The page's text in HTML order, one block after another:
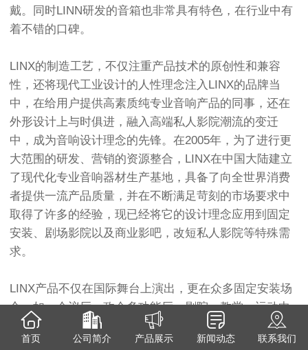
戴。同时LINN研发的音箱也非常具有特色，在行业中有
着不错的口碑。
LINX的制造工艺，不仅注重产品技术的原创性和兼容
性，还将现代工业设计的人性理念注入LINX的品牌当
中，在给用户提供高素质纯专业音响产品的同事，还在
外形设计上与时俱进，融入高端私人影院潮流的变迁
中，成为音响设计理念的先锋。在2005年，为了进行更
大范围的研发、营销的资源整合，LINX在中国大陆建立
了现代化专业音响器材生产基地，具备了向全世界消费
者提供一流产品质量，并在不断满足苛刻的市场要求中
取得了许多的经验，现已经将它的设计理念应用到固定
安装、剧场影院以及商业影吧，改短私人影院等特殊需
求。
LINX产品不仅在国际舞台上演出，更在众多固定安装场
合，如：会议厅、政企多功能厅、剧院、教堂、运动中
心、咖啡屋、酒馆、酒吧、饭店、夜总会、舞厅、商业
影吧、别墅私人影院等地方找到它的身影。
首页 公司简介 产品展示 新闻动态 联系我们